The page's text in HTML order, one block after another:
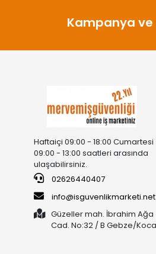
Kampanya
Haftaiçi 09:00 - 18:00 Cumartesi
09:00 - 13:00 saatleri arasında
ulaşabilirsiniz.
02626440407
info@isguvenlikmarketi.net
Güzeller mah. İbrahim Ağa
Cad. No:32 / B Gebze/